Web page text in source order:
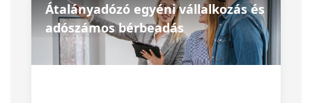
Átalányadózó egyéni vállalkozás és
adószámos bérbeadás